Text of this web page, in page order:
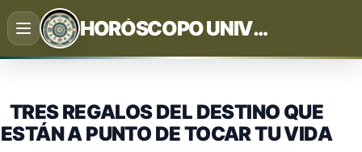
Saltar
al
contenido
HORÓSCOPO UNIVERSAL
TRES REGALOS DEL DESTINO QUE
ESTÁN A PUNTO DE TOCAR TU VIDA